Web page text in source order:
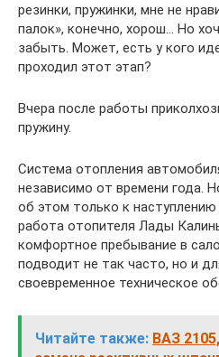
резинки, пружинки, мне не
палок», конечно, хорош… Но
забыть. Может, есть у кого
проходил этот этап?
Вчера после работы
пружину.
Система отопления
независимо от времени года.
об этом только к
работа отопителя Лады
комфортное пребывание в
подводит не так часто, но и
своевременное техническое
Читайте также: ВАЗ